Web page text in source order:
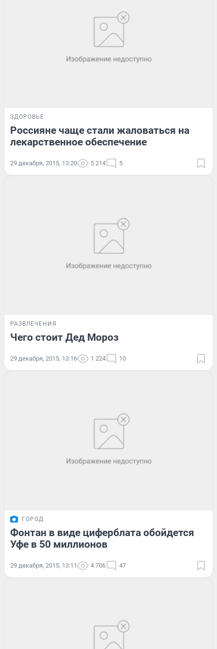
ЗДОРОВЬЕ
Россияне чаще стали жаловаться на
лекарственное обеспечение
29 декабря, 2015, 13:20 5 214 5
РАЗВЛЕЧЕНИЯ
Чего стоит Дед Мороз
29 декабря, 2015, 13:16 1 224 10
ГОРОД
Фонтан в виде циферблата обойдется
Уфе в 50 миллионов
29 декабря, 2015, 13:11 4 706 47